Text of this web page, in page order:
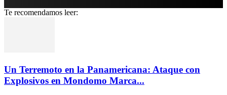
Te recomendamos leer:
Un Terremoto en la Panamericana: Ataque con
Explosivos en Mondomo Marca...